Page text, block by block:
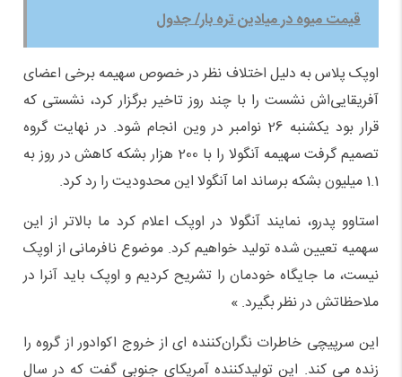
قیمت میوه در میادین تره بار/ جدول
اوپک پلاس به دلیل اختلاف نظر در خصوص سهیمه برخی اعضای
آفریقایی‌اش نشست را با چند روز تاخیر برگزار کرد، نشستی که
قرار بود یکشنبه 26 نوامبر در وین انجام شود. در نهایت گروه
تصمیم گرفت سهیمه آنگولا را با 200 هزار بشکه کاهش در روز به
1.1 میلیون بشکه برساند اما آنگولا این محدودیت را رد کرد.
استاوو پدرو، نمایند آنگولا در اوپک اعلام کرد ما بالاتر از این
سهمیه تعیین شده تولید خواهیم کرد. موضوع نافرمانی از اوپک
نیست، ما جایگاه خودمان را تشریح کردیم و اوپک باید آنرا در
ملاحظاتش در نظر بگیرد. »
این سرپیچی خاطرات نگران‌کننده ای از خروج اکوادور از گروه را
زنده می کند. این تولیدکننده آمریکای جنوبی گفت که در سال